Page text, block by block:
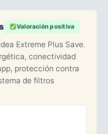
Valoración positiva
Extreme Plus Save.
conectividad
protección contra
de filtros